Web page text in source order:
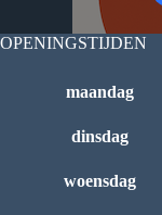
OPENINGSTIJDEN
maandag
dinsdag
woensdag